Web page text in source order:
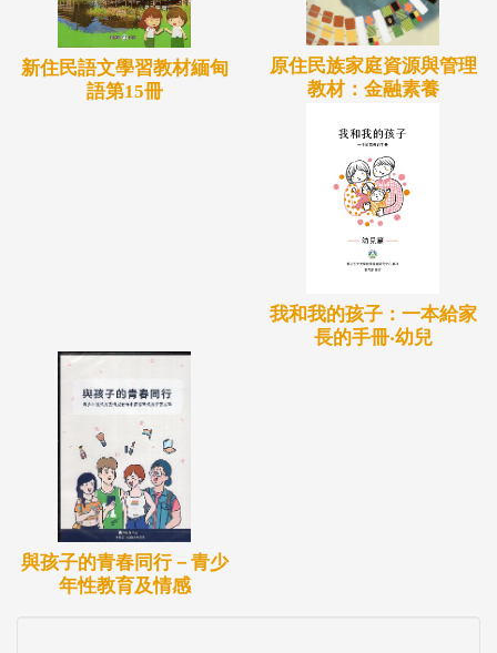
新住民語文學習教材緬甸
語第15冊
原住民族家庭資源與管理
教材：金融素養
我和我的孩子：一本給家
長的手冊‧幼兒
與孩子的青春同行－青少
年性教育及情感